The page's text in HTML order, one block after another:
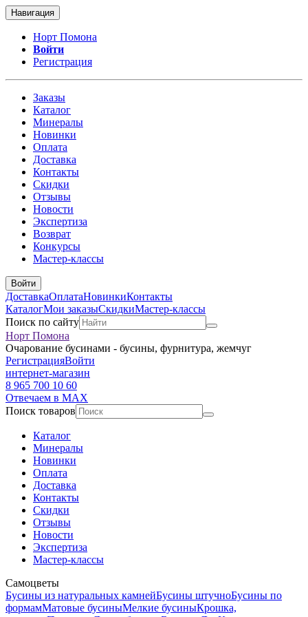
Навигация
Норт Помона
Войти
Регистрация
Заказы
Каталог
Минералы
Новинки
Оплата
Доставка
Контакты
Скидки
Отзывы
Новости
Экспертиза
Возврат
Конкурсы
Мастер-классы
Войти
ДоставкаОплатаНовинкиКонтакты
КаталогМои заказыСкидкиМастер-классы
Поиск по сайту
Норт Помона
Очарование бусинами - бусины, фурнитура, жемчуг
РегистрацияВойти
интернет-магазин
8 965 700 10 60
Отвечаем в MAX
Поиск товаров
Каталог
Минералы
Новинки
Оплата
Доставка
Контакты
Скидки
Отзывы
Новости
Экспертиза
Мастер-классы
Самоцветы
Бусины из натуральных камнейБусины штучноБусины по
формамМатовые бусиныМелкие бусиныКрошка,